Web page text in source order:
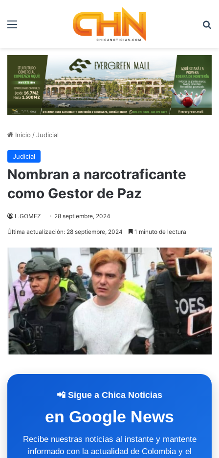
Menú
Inicio /Judicial
Judicial
Nombran a narcotraficante
como Gestor de Paz
L.GOMEZ 28 septiembre, 2024
Última actualización: 28 septiembre, 2024 1 minuto de lectura
📲 Sigue a Chica Noticias
en Google News
Recibe nuestras noticias al instante y mantente
informado con la actualidad de Colombia y el